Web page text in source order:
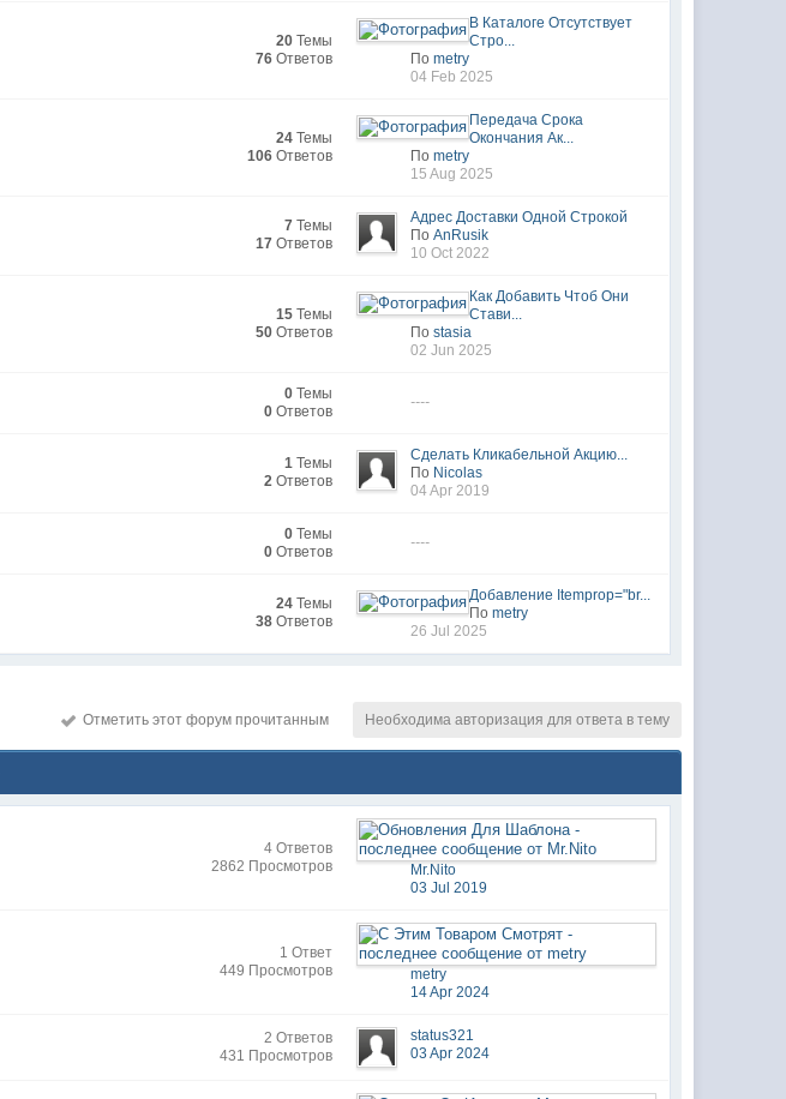
20 Темы
76 Ответов
В Каталоге Отсутствует
Стро...
Поmetry
04 Feb 2025
24 Темы
106 Ответов
Передача Срока
Окончания Ак...
Поmetry
15 Aug 2025
7 Темы
17 Ответов
Адрес Доставки Одной Строкой
ПоAnRusik
10 Oct 2022
15 Темы
50 Ответов
Как Добавить Чтоб Они
Стави...
Поstasia
02 Jun 2025
0 Темы
0 Ответов
----
1 Темы
2 Ответов
Сделать Кликабельной Акцию...
По Nicolas
04 Apr 2019
0 Темы
0 Ответов
----
24 Темы
38 Ответов
Добавление Itemprop="br...
Поmetry
26 Jul 2025
Необходима авторизация для ответа в тему
Отметить этот форум прочитанным
4 Ответов
2862 Просмотров
Mr.Nito
03 Jul 2019
1 Ответ
449 Просмотров
metry
14 Apr 2024
2 Ответов
431 Просмотров
status321
03 Apr 2024